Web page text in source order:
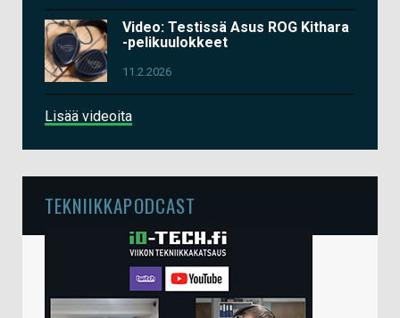
Video: Testissä Asus ROG Kithara
-pelikuulokkeet
11.2.2026
Lisää videoita
TEKNIIKKAPODCAST